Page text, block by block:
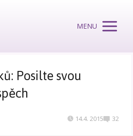
MENU
Posilte svou
14.4. 2015 32